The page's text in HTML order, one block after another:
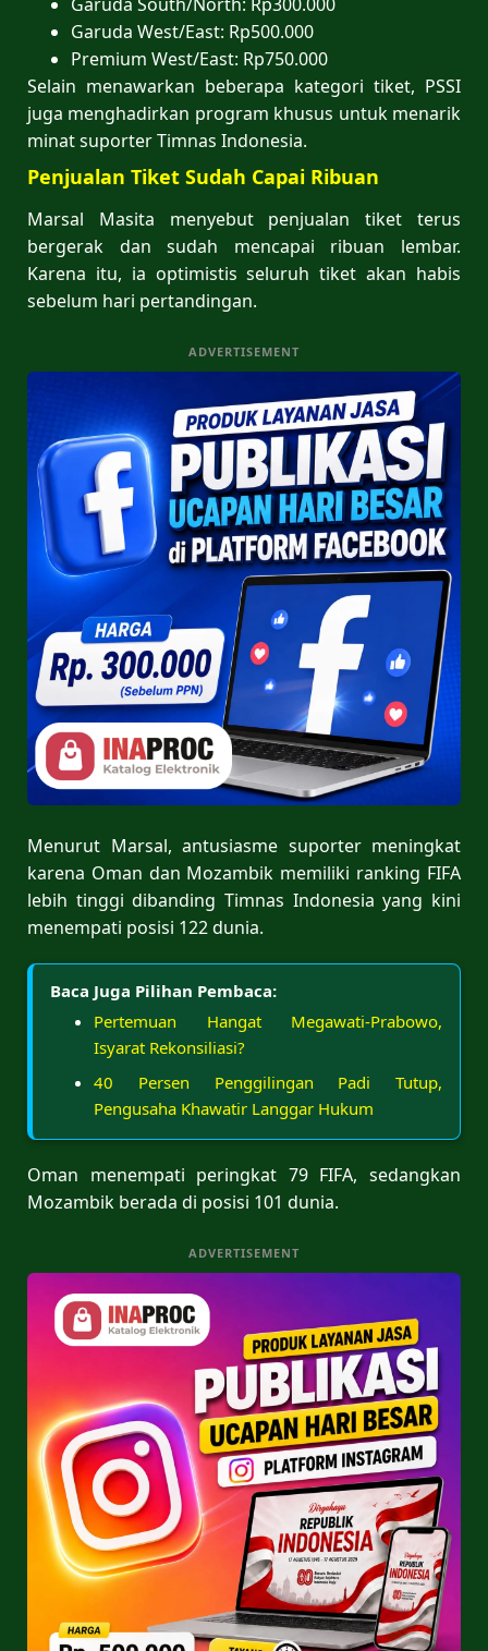
Garuda West/East: Rp500.000
Premium West/East: Rp750.000
Selain menawarkan beberapa kategori tiket, PSSI
juga menghadirkan program khusus untuk menarik
minat suporter Timnas Indonesia.
Penjualan Tiket Sudah Capai Ribuan
Marsal Masita menyebut penjualan tiket terus
bergerak dan sudah mencapai ribuan lembar.
Karena itu, ia optimistis seluruh tiket akan habis
sebelum hari pertandingan.
ADVERTISEMENT
Menurut Marsal, antusiasme suporter meningkat
karena Oman dan Mozambik memiliki ranking FIFA
lebih tinggi dibanding Timnas Indonesia yang kini
menempati posisi 122 dunia.
Baca Juga Pilihan Pembaca:
Pertemuan Hangat Megawati-Prabowo,
Isyarat Rekonsiliasi?
40 Persen Penggilingan Padi Tutup,
Pengusaha Khawatir Langgar Hukum
Oman menempati peringkat 79 FIFA, sedangkan
Mozambik berada di posisi 101 dunia.
ADVERTISEMENT